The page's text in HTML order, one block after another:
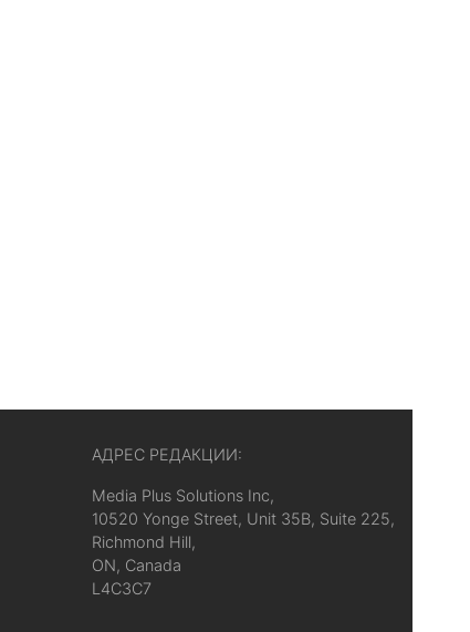
АДРЕС РЕДАКЦИИ:
Media Plus Solutions Inc,
10520 Yonge Street, Unit 35B, Suite 225,
Richmond Hill,
ON, Canada
L4C3C7